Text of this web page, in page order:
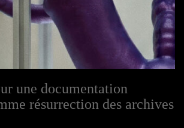
une documentation
résurrection des archives